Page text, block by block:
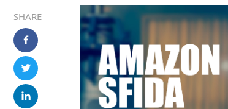
SHARE